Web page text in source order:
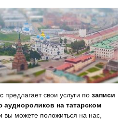
свои услуги позаписи
аудиороликов на татарском
вы можете положиться на нас,